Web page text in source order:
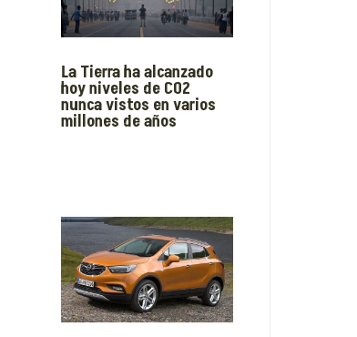
La Tierra ha alcanzado
hoy niveles de CO2
nunca vistos en varios
millones de años